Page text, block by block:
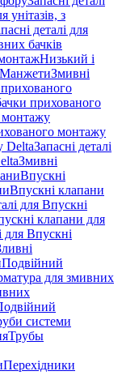
з
деталі для
бачків
Низький і
МанжетиЗмивні
прихованого
монтажу
монтажу
DeltaЗапасні деталі
Змивні
Впускні
Впускні клапани
для Впускні
клапани для
для Впускні
Подвійний
для змивних
системи
Трубы
Перехідники